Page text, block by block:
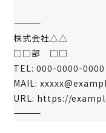
――――――――――――――――
株式会社△△
□□部 □□
TEL: 000-0000-0000
MAIL:
URL: https://
――――――――――――――――